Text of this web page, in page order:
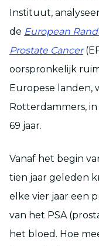
Instituut,
de European
Prostate Cancer
oorspronkelijk
Europese landen,
Rotterdammers,
69 jaar.
Vanaf het begin
tien jaar geleden
elke vier jaar een
van het PSA
het bloed. Hoe